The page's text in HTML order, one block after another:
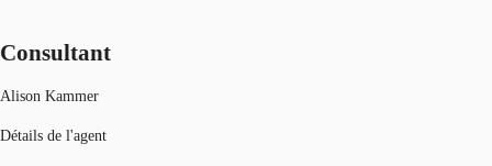
Consultant
Alison Kammer
Détails de l'agent